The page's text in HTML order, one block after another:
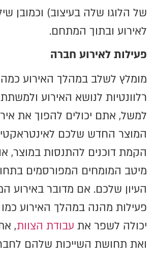
של הלוגו שלה בעיצוב) וכמובן
לאירוע ובתוך המתחם.
פעילות לאירוע חברה
מומלץ לשלב במהלך האירוע כמה
רלוונטיות לנושא האירוע
למשל, אתם יכולים להפוך את
המוצר החדש שלכם
הקמת דוכנים להתנסות במוצר,
מיטב המומחים המפורסמים
העיון שלכם. אם מדובר באירוע
פעילות מהנה במהלך האירוע
יכולה לשפר את עבודת הצוות,
ואת תחושת השייכות שלהם